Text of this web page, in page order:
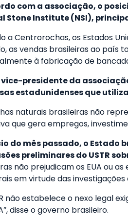
com a associação, o
Stone Institute (NSI),
a Centrorochas, os Estados
as vendas brasileiras ao país
à fabricação de
vice-presidente da
estadunidenses que
naturais brasileiras não
que gera empregos,
do mês passado, o Estado
preliminares do USTR
não prejudicam os EUA ou
em virtude das investigações
não estabelece o nexo legal
disse o governo brasileiro.